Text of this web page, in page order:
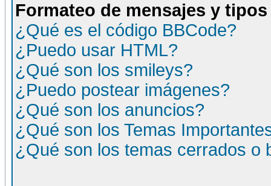
Formateo de mensajes y
¿Qué es el código BBCode?
¿Puedo usar HTML?
¿Qué son los smileys?
¿Puedo postear imágenes?
¿Qué son los anuncios?
¿Qué son los Temas
¿Qué son los temas cerrados o